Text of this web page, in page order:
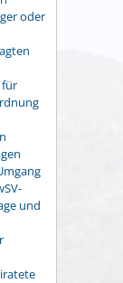
oder
für
und